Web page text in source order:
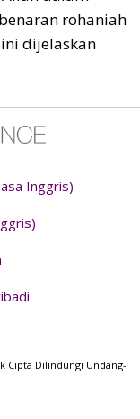
rohaniah
dijelaskan
Inggris)
Cipta Dilindungi Undang-